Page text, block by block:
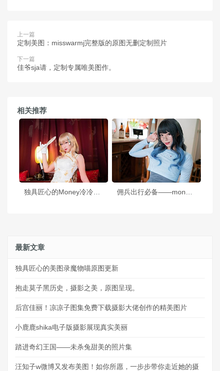
上一篇
定制美图：misswarmj完整版的原图无删定制照片
下一篇
佳爷sja请，定制专属唯美图作。
相关推荐
独具匠心的Money冷冷吉他少女cos作品，经典不朽，美不可言
最新文章
独具匠心的美图录魔物喵原图更新
抱走莫子黑历史，摄影之美，原图呈现。
后宫佳丽！凉凉子图集免费下载摄影大佬创作的精美图片
小鹿鹿shika电子版摄影展现真实美丽
踏进奇幻王国——未杀兔甜美的照片集
汪知子w微博又发布美图！如你所愿，一步步带你走近她的摄